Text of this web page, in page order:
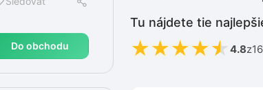
Do obchodu
Tu nájdete tie
★★★★★ 4.8z